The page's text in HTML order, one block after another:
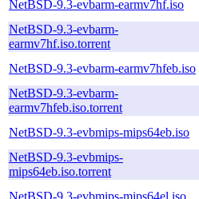
NetBSD-9.3-evbarm-earmv7hf.iso
NetBSD-9.3-evbarm-
earmv7hf.iso.torrent
NetBSD-9.3-evbarm-earmv7hfeb.iso
NetBSD-9.3-evbarm-
earmv7hfeb.iso.torrent
NetBSD-9.3-evbmips-mips64eb.iso
NetBSD-9.3-evbmips-
mips64eb.iso.torrent
NetBSD-9.3-evbmips-mips64el.iso